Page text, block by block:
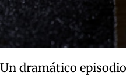
Un dramático